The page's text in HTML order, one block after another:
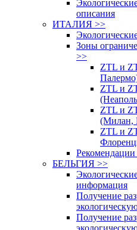
описания
ИТАЛИЯ >>
Зоны
>>
ZTL и
ZTL и
ZTL и
(Милан,
ZTL и
БЕЛЬГИЯ >>
информация
Получение
Получение